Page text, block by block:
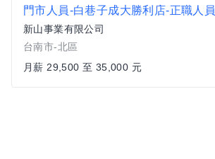
門市人員-白巷子成大勝利店-正職人員
新山事業有限公司
台南市-北區
月薪 29,500 至 35,000 元